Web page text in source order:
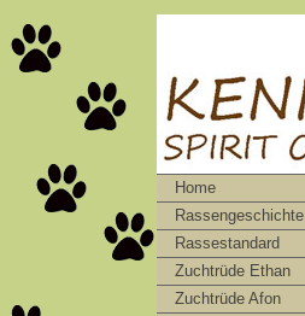
Home
Rassengeschichte
Rassestandard
Zuchtrüde Ethan
Zuchtrüde Afon